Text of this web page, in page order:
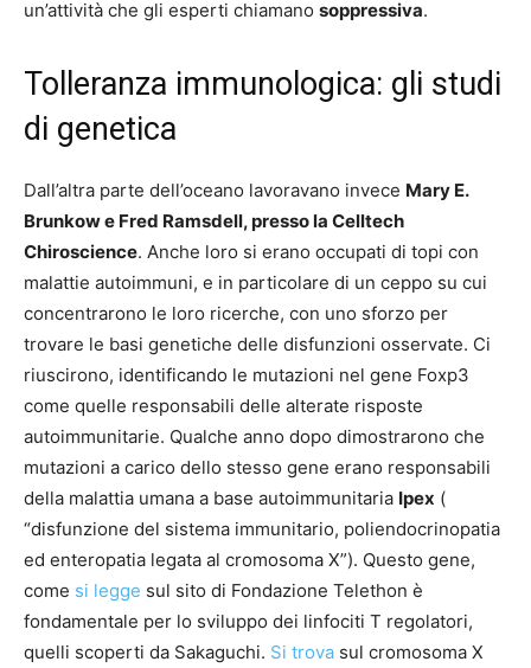
un’attività che gli esperti chiamano soppressiva.
Tolleranza immunologica: gli studi
di genetica
Dall’altra parte dell’oceano lavoravano invece Mary E.
Brunkow e Fred Ramsdell, presso la Celltech
Chiroscience. Anche loro si erano occupati di topi con
malattie autoimmuni, e in particolare di un ceppo su cui
concentrarono le loro ricerche, con uno sforzo per
trovare le basi genetiche delle disfunzioni osservate. Ci
riuscirono, identificando le mutazioni nel gene Foxp3
come quelle responsabili delle alterate risposte
autoimmunitarie. Qualche anno dopo dimostrarono che
mutazioni a carico dello stesso gene erano responsabili
della malattia umana a base autoimmunitaria Ipex (
“disfunzione del sistema immunitario, poliendocrinopatia
ed enteropatia legata al cromosoma X”). Questo gene,
come si legge sul sito di Fondazione Telethon è
fondamentale per lo sviluppo dei linfociti T regolatori,
quelli scoperti da Sakaguchi. Si trova sul cromosoma X